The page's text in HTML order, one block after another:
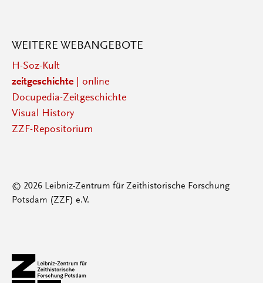
WEITERE WEBANGEBOTE
H-Soz-Kult
zeitgeschichte| online
Docupedia-Zeitgeschichte
Visual History
ZZF-Repositorium
© 2026 Leibniz-Zentrum für Zeithistorische Forschung
Potsdam (ZZF) e.V.